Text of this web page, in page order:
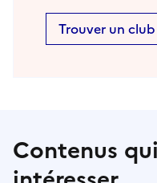
Trouver un club
Contenus